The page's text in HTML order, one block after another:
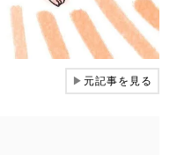
▶元記事を見る